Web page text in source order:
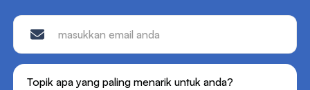
Topik apa yang paling menarik untuk anda?